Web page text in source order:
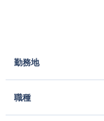
勤務地
職種